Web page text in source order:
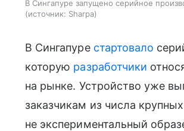
В Сингапуре запущено серийное
источник: Sharpa
В Сингапуре стартовало
которую разработчики
на рынке. Устройство уже
заказчикам из числа
не экспериментальный